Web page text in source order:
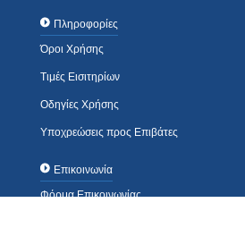
Πληροφορίες
Όροι Χρήσης
Τιμές Εισιτηρίων
Οδηγίες Χρήσης
Υποχρεώσεις προς Επιβάτες
Επικοινωνία
Φόρμα Επικοινωνίας